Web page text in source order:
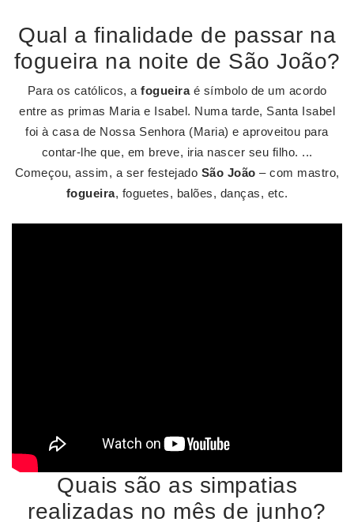
Qual a finalidade de passar na
fogueira na noite de São João?
Para os católicos, a fogueiraé símbolo de um acordo
entre as primas Maria e Isabel. Numa tarde, Santa Isabel
foi à casa de Nossa Senhora (Maria) e aproveitou para
contar-lhe que, em breve, iria nascer seu filho. ...
Começou, assim, a ser festejado São João – com mastro,
fogueira, foguetes, balões, danças, etc.
Quais são as simpatias
realizadas no mês de junho?